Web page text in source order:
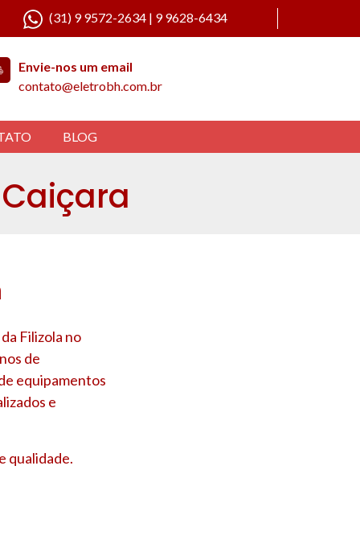
(31) 9 9572-2634 | 9 9628-6434
Envie-nos um email
contato@eletrobh.com.br
BLOG
Filizola no
de
equipamentos
e
qualidade.